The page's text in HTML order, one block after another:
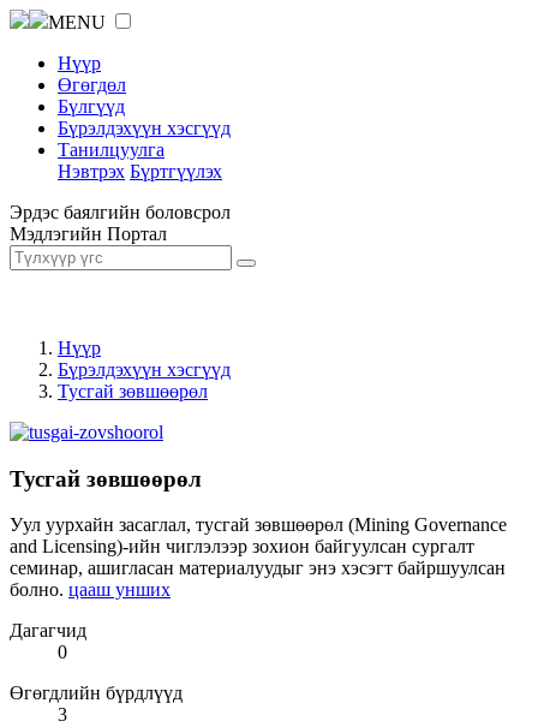
MENU
Нүүр
Өгөгдөл
Бүлгүүд
Бүрэлдэхүүн хэсгүүд
Танилцуулга
Нэвтрэх Бүртгүүлэх
Эрдэс баялгийн боловсрол
Мэдлэгийн Портал
Нүүр
Бүрэлдэхүүн хэсгүүд
Тусгай зөвшөөрөл
Тусгай зөвшөөрөл
Уул уурхайн засаглал, тусгай зөвшөөрөл (Mining Governance
and Licensing)-ийн чиглэлээр зохион байгуулсан сургалт
семинар, ашигласан материалуудыг энэ хэсэгт байршуулсан
болно. цааш унших
Дагагчид
0
Өгөгдлийн бүрдлүүд
3